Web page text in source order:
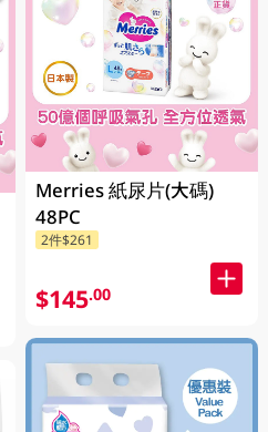
Merries 紙尿片(大碼)
48PC
2件$261
$145.00